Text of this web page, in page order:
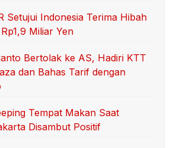
Setujui Indonesia Terima Hibah
Miliar Yen
Bertolak ke AS, Hadiri KTT
dan Bahas Tarif dengan
Tempat Makan Saat
Disambut Positif